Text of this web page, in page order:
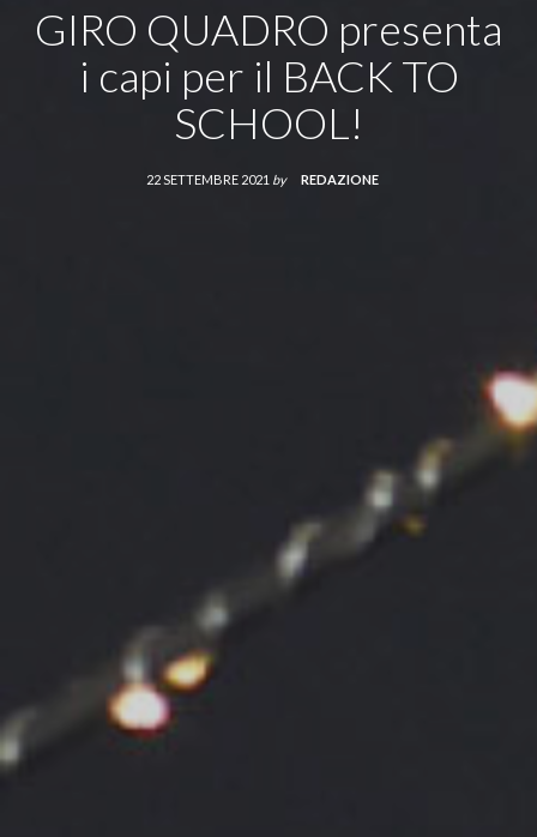
GIRO QUADRO presenta
i capi per il BACK TO
SCHOOL!
22 SETTEMBRE 2021 by REDAZIONE